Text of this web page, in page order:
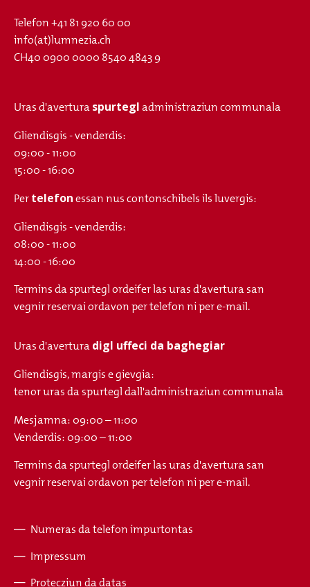
Telefon+41 81 920 60 00
info(at)lumnezia.ch
CH40 0900 0000 8540 4843 9
Uras d'averturaspurtegladministraziun communala
Gliendisgis - venderdis:
09:00 - 11:00
15:00 - 16:00
Pertelefonessan nus contonschibels ils luvergis:
Gliendisgis - venderdis:
08:00 - 11:00
14:00 - 16:00
Termins da spurtegl ordeifer las uras d'avertura san
vegnir reservai ordavon per telefon ni per e-mail.
Uras d'averturadigl uffeci da baghegiar
Gliendisgis, margis e gievgia:
tenor uras da spurtegl dall'administraziun communala
Mesjamna: 09:00 – 11:00
Venderdis: 09:00 – 11:00
Termins da spurtegl ordeifer las uras d'avertura san
vegnir reservai ordavon per telefon ni per e-mail.
Numeras da telefon impurtontas
Impressum
Protecziun da datas